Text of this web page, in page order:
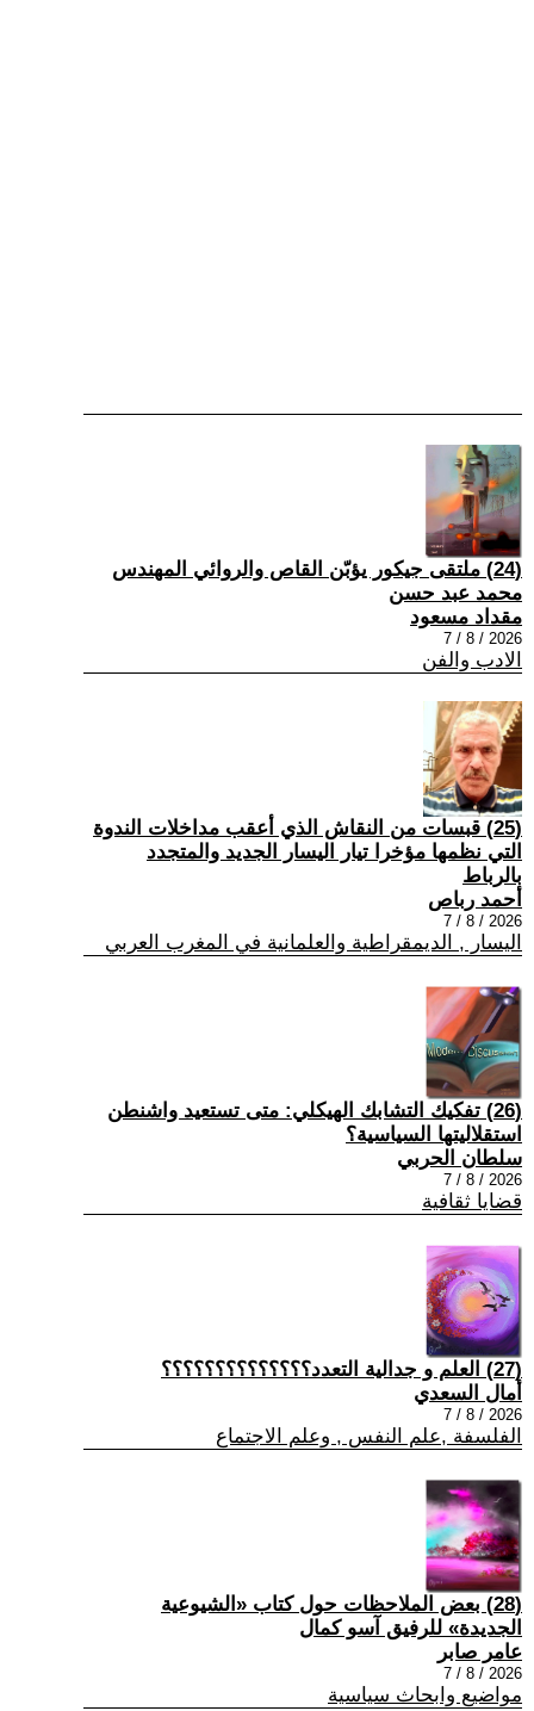
(24) ملتقى جيكور يؤبّن القاص والروائي المهندس
محمد عبد حسن
مقداد مسعود
2026 / 8 / 7
الادب والفن
(25) قبسات من النقاش الذي أعقب مداخلات الندوة
التي نظمها مؤخرا تيار اليسار الجديد والمتجدد
بالرباط
أحمد رباص
2026 / 8 / 7
اليسار , الديمقراطية والعلمانية في المغرب العربي
(26) تفكيك التشابك الهيكلي: متى تستعيد واشنطن
استقلاليتها السياسية؟
سلطان الحربي
2026 / 8 / 7
قضايا ثقافية
(27) العلم و جدالية التعدد؟؟؟؟؟؟؟؟؟؟؟؟؟؟
أمال السعدي
2026 / 8 / 7
الفلسفة ,علم النفس , وعلم الاجتماع
(28) بعض الملاحظات حول كتاب «الشيوعية
الجديدة» للرفيق آسو كمال
عامر صابر
2026 / 8 / 7
مواضيع وابحاث سياسية